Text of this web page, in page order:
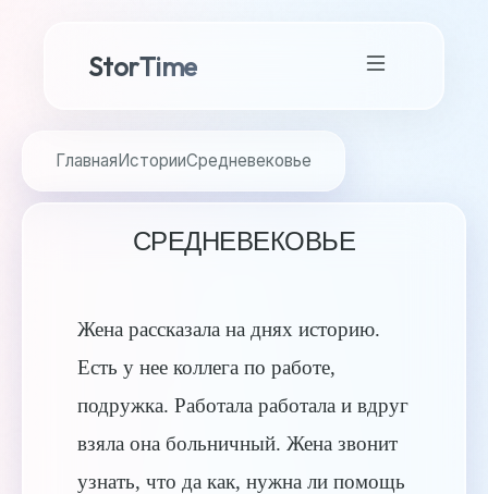
StorTime
ГлавнаяИсторииСредневековье
СРЕДНЕВЕКОВЬЕ
Жена рассказала на днях историю.
Есть у нее коллега по работе,
подружка. Работала работала и вдруг
взяла она больничный. Жена звонит
узнать, что да как, нужна ли помощь